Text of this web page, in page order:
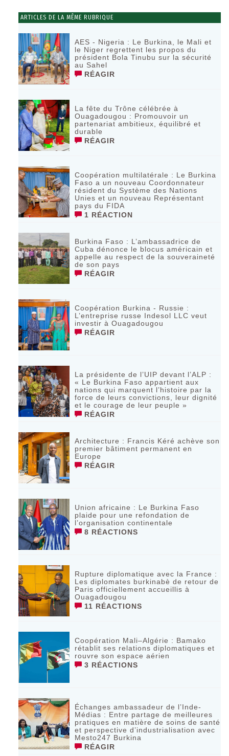
ARTICLES DE LA MÊME RUBRIQUE
AES - Nigeria : Le Burkina, le Mali et
le Niger regrettent les propos du
président Bola Tinubu sur la sécurité
au Sahel
RÉAGIR
La fête du Trône célébrée à
Ouagadougou : Promouvoir un
partenariat ambitieux, équilibré et
durable
RÉAGIR
Coopération multilatérale : Le Burkina
Faso a un nouveau Coordonnateur
résident du Système des Nations
Unies et un nouveau Représentant
pays du FIDA
1 RÉACTION
Burkina Faso : L’ambassadrice de
Cuba dénonce le blocus américain et
appelle au respect de la souveraineté
de son pays
RÉAGIR
Coopération Burkina - Russie :
L’entreprise russe Indesol LLC veut
investir à Ouagadougou
RÉAGIR
La présidente de l’UIP devant l’ALP :
« Le Burkina Faso appartient aux
nations qui marquent l’histoire par la
force de leurs convictions, leur dignité
et le courage de leur peuple »
RÉAGIR
‎Architecture : Francis Kéré achève son
premier bâtiment permanent en
Europe
RÉAGIR
Union africaine : Le Burkina Faso
plaide pour une refondation de
l’organisation continentale‎
8 RÉACTIONS
Rupture diplomatique avec la France :
Les diplomates burkinabè de retour de
Paris officiellement accueillis à
Ouagadougou
11 RÉACTIONS
Coopération Mali–Algérie : Bamako
rétablit ses relations diplomatiques et
rouvre son espace aérien
3 RÉACTIONS
Échanges ambassadeur de l’Inde-
Médias : Entre partage de meilleures
pratiques en matière de soins de santé
et perspective d’industrialisation avec
Mesto247 Burkina
RÉAGIR